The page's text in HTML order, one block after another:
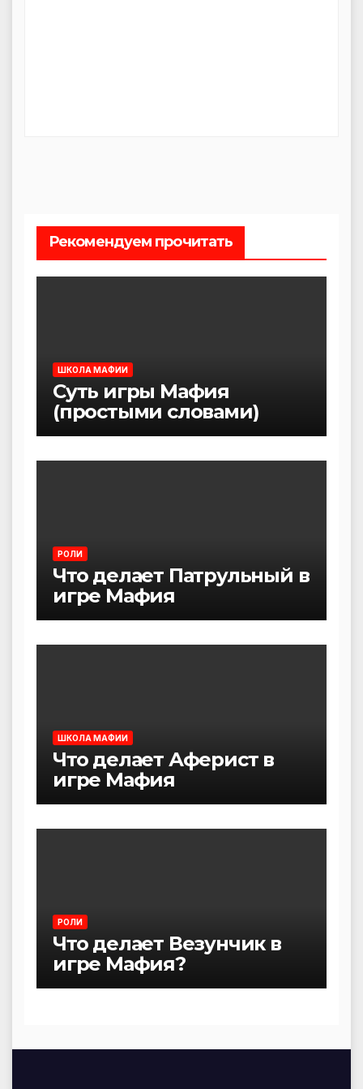
Рекомендуем прочитать
ШКОЛА МАФИИ
Суть игры Мафия
(простыми словами)
РОЛИ
Что делает Патрульный в
игре Мафия
ШКОЛА МАФИИ
Что делает Аферист в
игре Мафия
РОЛИ
Что делает Везунчик в
игре Мафия?